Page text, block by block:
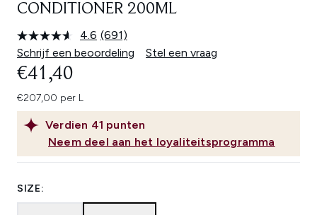
CONDITIONER 200ML
4.6 Lees
691
beoordelingen.
(691)
Schrijf een beoordeling
Stel een vraag
Verdien 41 punten
Neem deel aan het loyaliteitsprogramma
€41,40
€207,00 per L
SIZE: